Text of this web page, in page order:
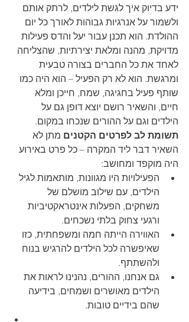
ידע בדיוק איך לגשת לילדים, לרתק אותם
ולשמור על אנרגיות גבוהות לאורך כל יום
ההולדת. הוא תכנן עבור יעל והדס פעילות
מדויקת, מהנה ומלאת יצירתיות, שהצליחה
לאחד את כל החברים בצורה טבעית
ומרגשת. הוא לא רק הפעיל – הוא היה כמו
שותף פעיל בחגיגה, שמח, חייכן ומלא
חיים, והשאיר רושם יוצא דופן גם על
הילדים וגם על ההורים שנכחו במקום.
תשומת לב לפרטים הקטנים מתן לא
השאיר דבר ליד המקרה – כל פרט באירוע
היה מוקפד ומחושב:
הפעילויות היו מגוונות, מותאמות לגיל
הילדים, עם שילוב מושלם של
משחקים, הפעלות אינטראקטיביות
ורגעי צחוק בלתי נשכחים.
האווירה הייתה חמה ומשפחתית, כזו
שאיפשרה לכל הילדים להרגיש בנוח
ולהשתתף.
גם אנחנו, ההורים, נהנינו לראות את
הילדים מאושרים ושמחים, בידיעה
שהם בידיים טובות.